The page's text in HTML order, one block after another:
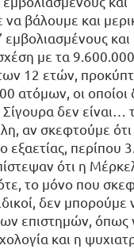
βάλουμε και
εμβολιασμένους και
με τα
12 ετών,
ατόμων, οι οποίοι
δεν είναι…
αν σκεφτούμε
περίπου
ότι η
το μόνο που
δεν
επιστημών, όπως
και η